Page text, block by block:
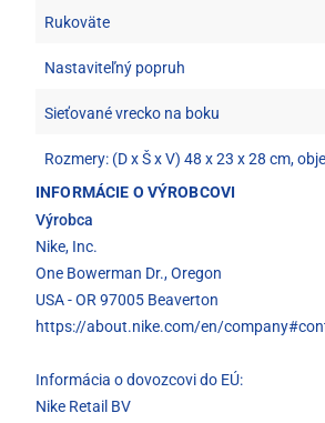
Rukoväte
Nastaviteľný popruh
Sieťované vrecko na boku
Rozmery: (D x Š x V) 48 x 23 x 28 cm,
INFORMÁCIE O VÝROBCOVI
Výrobca
Nike, Inc.
One Bowerman Dr., Oregon
USA - OR 97005 Beaverton
https://about.nike.com/en/
Informácia o dovozcovi do EÚ:
Nike Retail BV